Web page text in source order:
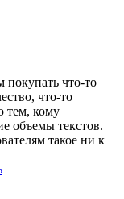
покупать что-то
что-то
тем, кому
объемы текстов.
такое ни к